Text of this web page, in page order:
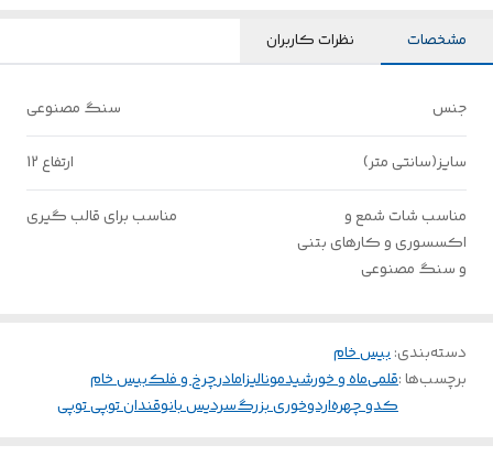
مشخصات نظرات کاربران
جنس سنگ مصنوعی
سایز(سانتی متر) ارتفاع 12
مناسب شات شمع و
اکسسوری و کارهای بتنی
و سنگ مصنوعی
مناسب برای قالب گیری
دسته‌بندی:بیس خام
برچسب‌ها :قلمیماه و خورشیدمونالیزامادرچرخ و فلکبیس خام
کدو چهرهاردوخوری بزرگسردیس بانوقندان توپی توپی